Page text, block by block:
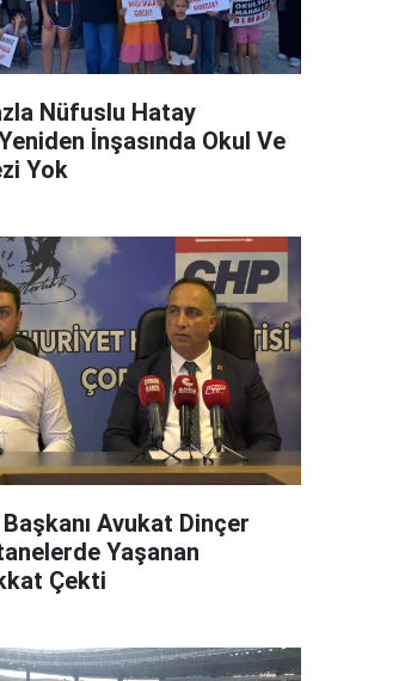
Nüfuslu Hatay
İnşasında Okul Ve
Yok
Avukat Dinçer
Yaşanan
Çekti